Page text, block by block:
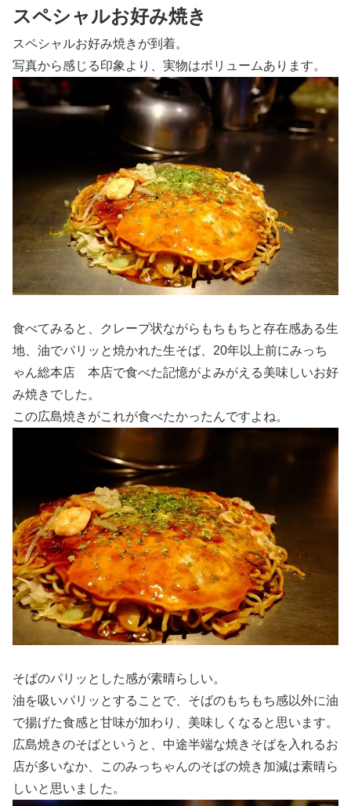
スペシャルお好み焼き
スペシャルお好み焼きが到着。
写真から感じる印象より、実物はボリュームあります。
食べてみると、クレープ状ながらもちもちと存在感ある生
地、油でパリッと焼かれた生そば、20年以上前にみっち
ゃん総本店 本店で食べた記憶がよみがえる美味しいお好
み焼きでした。
この広島焼きがこれが食べたかったんですよね。
そばのパリッとした感が素晴らしい。
油を吸いパリッとすることで、そばのもちもち感以外に油
で揚げた食感と甘味が加わり、美味しくなると思います。
広島焼きのそばというと、中途半端な焼きそばを入れるお
店が多いなか、このみっちゃんのそばの焼き加減は素晴ら
しいと思いました。